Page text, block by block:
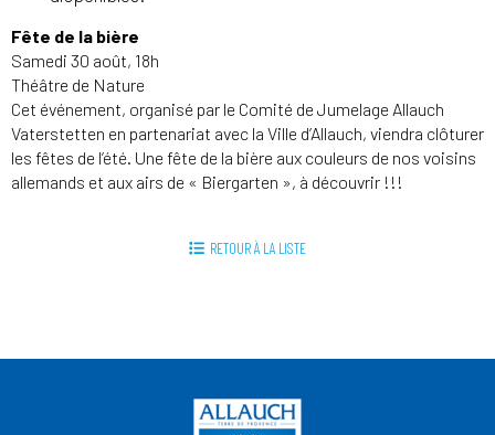
Fête de la bière
Samedi 30 août, 18h
Théâtre de Nature
Cet événement, organisé par le Comité de Jumelage Allauch
Vaterstetten en partenariat avec la Ville d’Allauch, viendra clôturer
les fêtes de l’été. Une fête de la bière aux couleurs de nos voisins
allemands et aux airs de « Biergarten », à découvrir !!!
RETOUR À LA LISTE